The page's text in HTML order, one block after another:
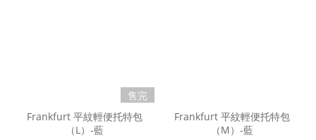
售完
Frankfurt 平紋輕便托特包
（L）-藍
Frankfurt 平紋輕便托特包
（M）-藍